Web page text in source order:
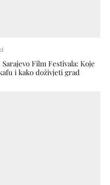
Film Festivala: Koje
i kako doživjeti grad